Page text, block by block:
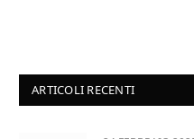
ARTICOLI RECENTI